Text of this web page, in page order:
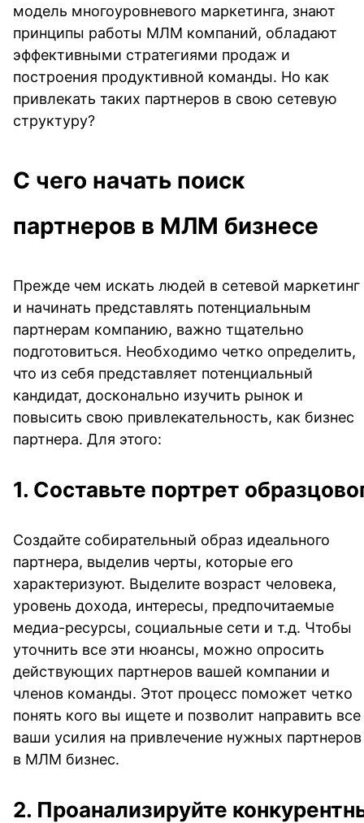
модель многоуровневого маркетинга, знают
принципы работы МЛМ компаний, обладают
эффективными стратегиями продаж и
построения продуктивной команды. Но как
привлекать таких партнеров в свою сетевую
структуру?
С чего начать поиск
партнеров в МЛМ бизнесе
Прежде чем искать людей в сетевой маркетинг
и начинать представлять потенциальным
партнерам компанию, важно тщательно
подготовиться. Необходимо четко определить,
что из себя представляет потенциальный
кандидат, досконально изучить рынок и
повысить свою привлекательность, как бизнес
партнера. Для этого:
1. Составьте портрет
Создайте собирательный образ идеального
партнера, выделив черты, которые его
характеризуют. Выделите возраст человека,
уровень дохода, интересы, предпочитаемые
медиа-ресурсы, социальные сети и т.д. Чтобы
уточнить все эти нюансы, можно опросить
действующих партнеров вашей компании и
членов команды. Этот процесс поможет четко
понять кого вы ищете и позволит направить все
ваши усилия на привлечение нужных партнеров
в МЛМ бизнес.
2. Проанализируйте